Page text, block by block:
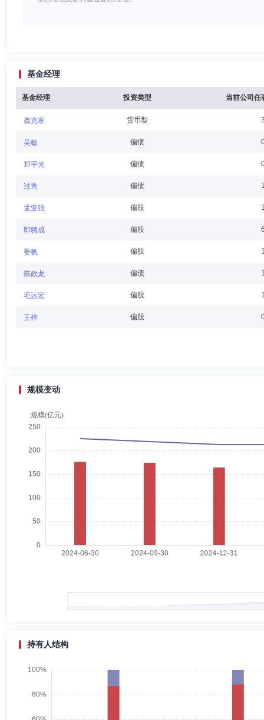
杨小舟先生：大连理工大学硕士研究生。历任交通银行沈阳分行国际部
兼党委书记、广发银行沈阳分行行长兼党委书记、广发银行深圳分行行
刘宝瑞 学历：硕士
刘宝瑞先生：独立董事，历任中国人民银行宝坻支行会计、中国农业银
张刚 学历：硕士
张刚先生：内蒙古大学民商法学硕士研究生。曾任内蒙古大学教师、
余关健 学历：硕士
郑宇光先生：中国国籍，上海交通大学工商管理专业硕士，具有基金从
资经理，中信保诚基金管理有限公司固收总监助理、投资经理，长江证
监、基金经理。2024年8月加入富荣基金，现任总经理助理、富荣富
日起任职)。
师、投资分析副经理；2013年7月至2014年5月，担任慧富恒泰（北京
邱张斌先生：硕士研究生学历。历任深圳中天会计师事务所审计员，
理有限公司副总经理兼监察稽核与风险管理部总监，前海联合基金管
基金经理
基金经理 投资类型 当前公司任
龚克寒 货币型
吴敏 偏债
郑宇光 偏债
过秀 偏债
孟亚强 偏股
郎骋成 偏股
姜帆 偏股
陈政龙 偏债
毛运宏 偏股
王梓 偏股
规模变动
持有人结构